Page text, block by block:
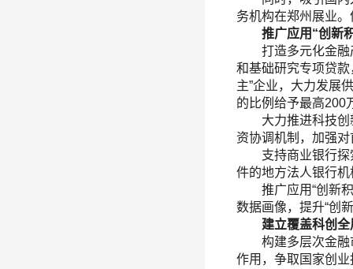
务机构在郑州展业
推广应用 “创新
打造多元化金融产
和基础研究专项贷
主”企业，大力发展
的比例给予最高200
大力推进科技创新
资协调机制，加强
支持商业银行探索
件的地方法人银行
推广应用“创新积
数据画像，提升“创
建立覆盖科创全
构建多层次金融市
作用，争取国家创